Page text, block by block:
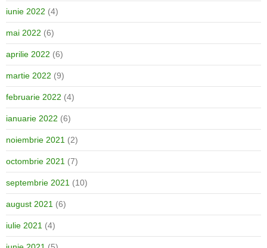
iunie 2022 (4)
mai 2022 (6)
aprilie 2022 (6)
martie 2022 (9)
februarie 2022 (4)
ianuarie 2022 (6)
noiembrie 2021 (2)
octombrie 2021 (7)
septembrie 2021 (10)
august 2021 (6)
iulie 2021 (4)